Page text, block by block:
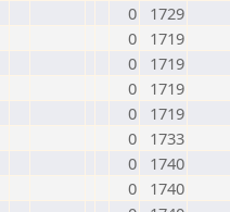
0
1729
0
1719
0
1719
0
1719
0
1719
0
1733
0
1740
0
1740